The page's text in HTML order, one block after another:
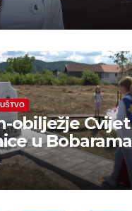
obilježje Cvijet
u Bobarama